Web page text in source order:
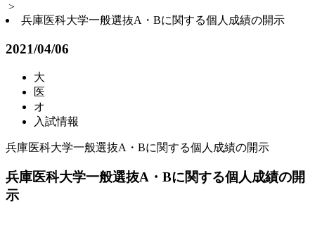
>
兵庫医科大学一般選抜A・Bに関する個人成績の開示
2021/04/06
大
医
オ
入試情報
兵庫医科大学一般選抜A・Bに関する個人成績の開示
兵庫医科大学一般選抜A・Bに関する個人成績の開
示